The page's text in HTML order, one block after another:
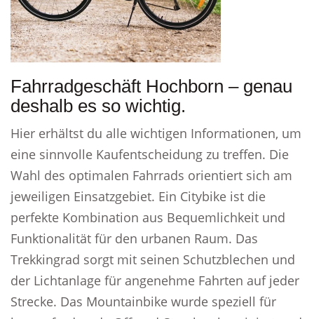
Fahrradgeschäft Hochborn – genau
deshalb es so wichtig.
Hier erhältst du alle wichtigen Informationen, um
eine sinnvolle Kaufentscheidung zu treffen. Die
Wahl des optimalen Fahrrads orientiert sich am
jeweiligen Einsatzgebiet. Ein Citybike ist die
perfekte Kombination aus Bequemlichkeit und
Funktionalität für den urbanen Raum. Das
Trekkingrad sorgt mit seinen Schutzblechen und
der Lichtanlage für angenehme Fahrten auf jeder
Strecke. Das Mountainbike wurde speziell für